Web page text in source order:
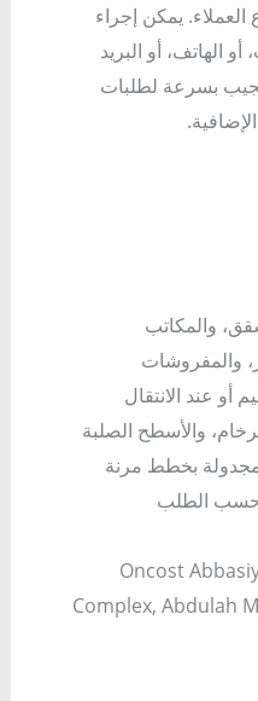
يمكن إجراء
أو البريد
بسرعة لطلبات
والمكاتب
والمفروشات
عند الانتقال
والأسطح الصلبة
بخطط مرنة
الطلب
Oncost
Complex, Abdulah